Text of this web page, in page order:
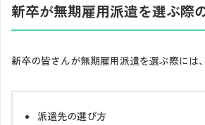
新卒が無期雇用派遣を選ぶ際
新卒の皆さんが無期雇用派遣を選ぶ際には、
派遣先の選び方